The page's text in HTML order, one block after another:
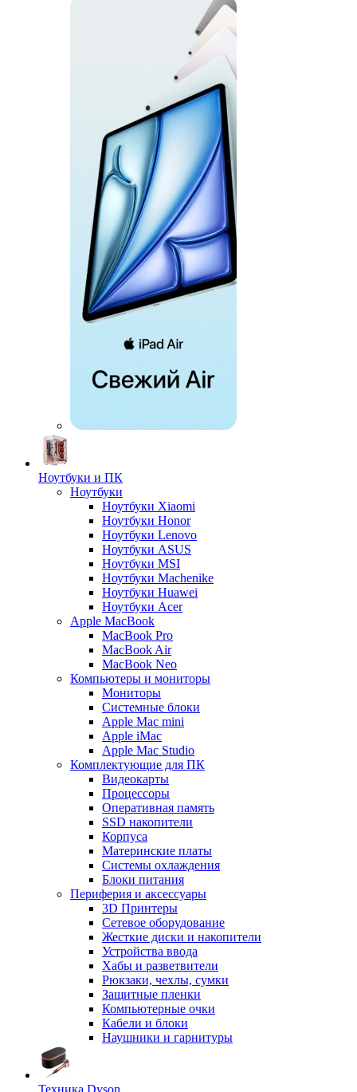
Ноутбуки и ПК
Ноутбуки
Ноутбуки Xiaomi
Ноутбуки Honor
Ноутбуки Lenovo
Ноутбуки ASUS
Ноутбуки MSI
Ноутбуки Machenike
Ноутбуки Huawei
Ноутбуки Acer
Apple MacBook
MacBook Pro
MacBook Air
MacBook Neo
Компьютеры и мониторы
Мониторы
Системные блоки
Apple Mac mini
Apple iMac
Apple Mac Studio
Комплектующие для ПК
Видеокарты
Процессоры
Оперативная память
SSD накопители
Корпуса
Материнские платы
Системы охлаждения
Блоки питания
Периферия и аксессуары
3D Принтеры
Сетевое оборудование
Жесткие диски и накопители
Устройства ввода
Хабы и разветвители
Рюкзаки, чехлы, сумки
Защитные пленки
Компьютерные очки
Кабели и блоки
Наушники и гарнитуры
Техника Dyson